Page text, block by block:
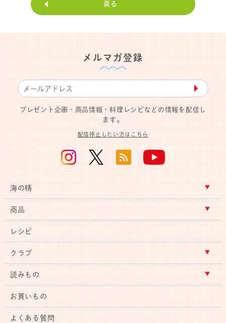
戻る
メルマガ登録
▶︎
プレゼント企画・商品情報・料理レシピなどの情報を配信し
ます。
配信停止したい方はこちら
海の精
商品
レシピ
クラブ
読みもの
お買いもの
よくある質問